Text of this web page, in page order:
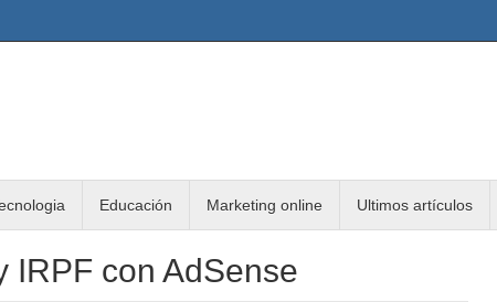
Educación Marketing online Ultimos artículos
IRPF con AdSense